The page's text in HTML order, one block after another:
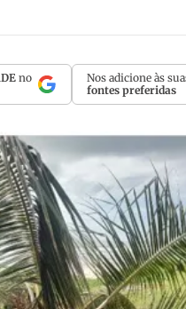
no
Nos adicione às
fontes preferidas